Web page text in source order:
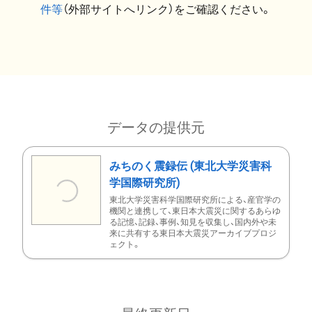
件等（外部サイトへリンク）をご確認ください。
データの提供元
みちのく震録伝 (東北大学災害科
学国際研究所)
東北大学災害科学国際研究所による、産官学の
機関と連携して、東日本大震災に関するあらゆ
る記憶、記録、事例、知見を収集し、国内外や未
来に共有する東日本大震災アーカイブプロジ
ェクト。